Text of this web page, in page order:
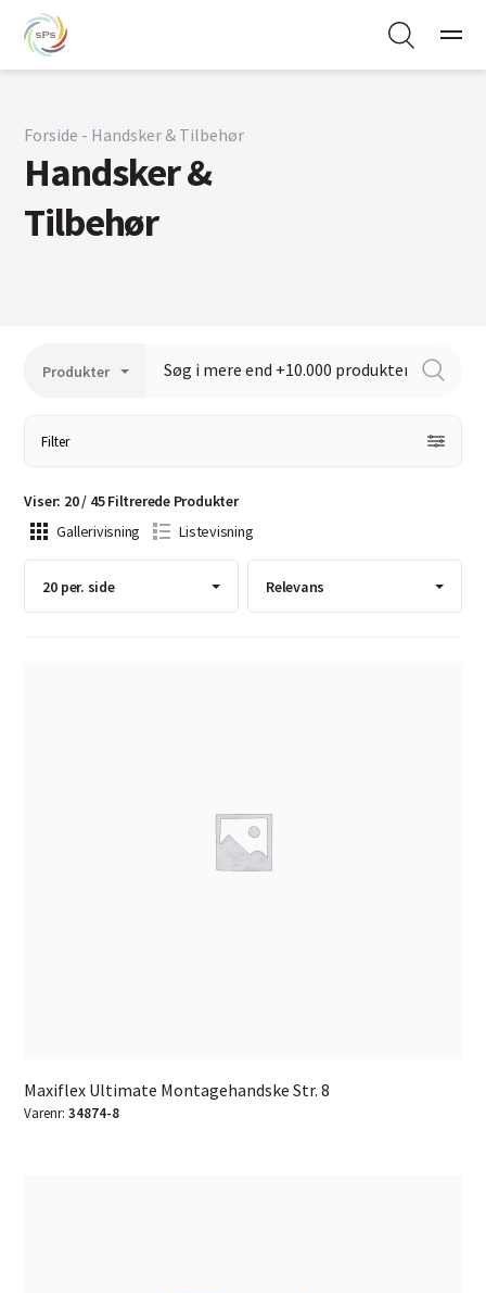
Forside - Handsker & Tilbehør
Handsker &
Tilbehør
Filter
Viser: 20/ 45 Filtrerede Produkter
Gallerivisning
Listevisning
Maxiflex Ultimate Montagehandske Str. 8
Varenr:34874-8